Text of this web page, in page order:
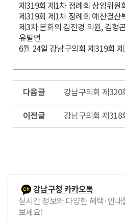
제319회 제1차 정례회 상임위원
제319회 제1차 정례회 예산결산
제3차 본회의 김진경 의원, 김형
유발언
6월 24일 강남구의회 제319회
글
강남구의회 제320
글
강남구의회 제318
강남구청 카카오톡
실시간 정보와 다양한 혜택·안
보세요!